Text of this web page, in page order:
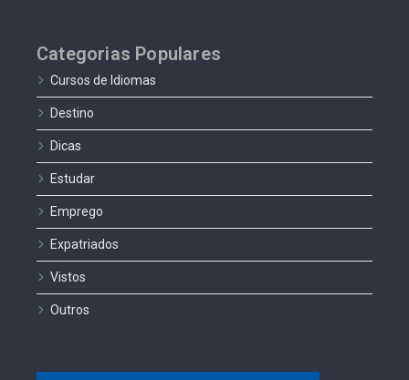
Categorias Populares
Cursos de Idiomas
Destino
Dicas
Estudar
Emprego
Expatriados
Vistos
Outros